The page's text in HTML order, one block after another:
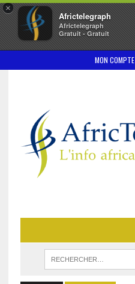
×
Africtelegraph
Africtelegraph
Gratuit - Gratuit
MON COMPTE